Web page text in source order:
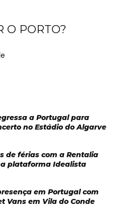
dormir?
Restaurantes
Paradisíacas
O PORTO?
a Portugal para
no Estádio do Algarve
de férias com a Rentalia
plataforma Idealista
em Portugal com
Vans em Vila do Conde